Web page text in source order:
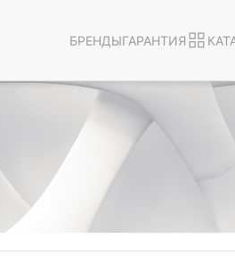
БРЕНДЫГАРАНТИЯ